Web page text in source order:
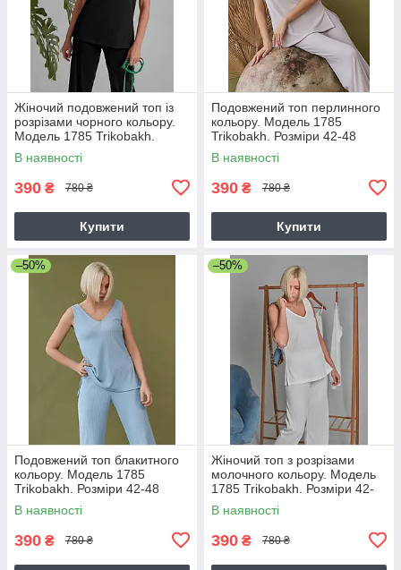
Жіночий подовжений топ із
розрізами чорного кольору.
Модель 1785 Trikobakh.
Розмір 42-44
В наявності
390 ₴ 780 ₴
Купити
Подовжений топ перлинного
кольору. Модель 1785
Trikobakh. Розміри 42-48
В наявності
390 ₴ 780 ₴
Купити
–50%
Подовжений топ блакитного
кольору. Модель 1785
Trikobakh. Розміри 42-48
В наявності
390 ₴ 780 ₴
–50%
Жіночий топ з розрізами
молочного кольору. Модель
1785 Trikobakh. Розміри 42-
48
В наявності
390 ₴ 780 ₴